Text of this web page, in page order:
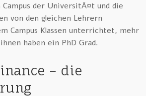
der UniversitÃ¤t und die
von den gleichen Lehrern
Campus Klassen unterrichtet, mehr
haben ein PhD Grad.
– die